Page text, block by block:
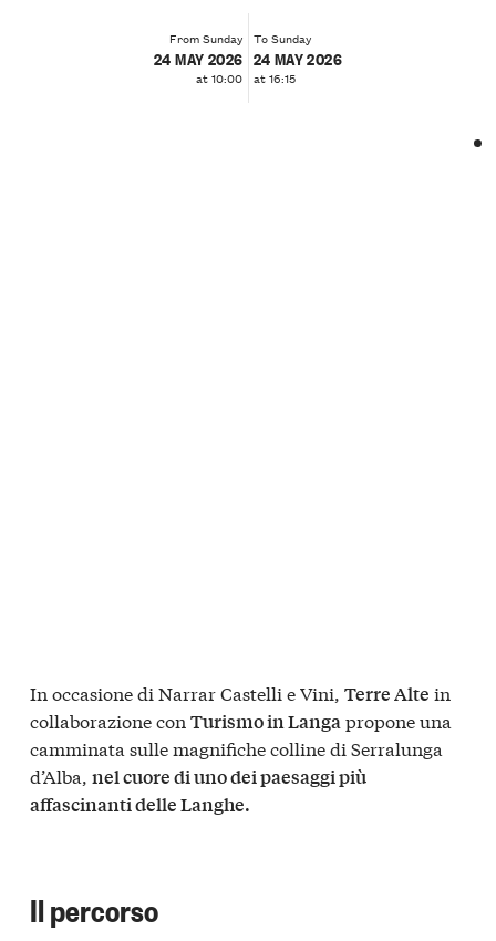
From Sunday
24 MAY 2026
at 10:00
To Sunday
24 MAY 2026
at 16:15
In occasione di Narrar Castelli e Vini, Terre Alte in
collaborazione con Turismo in Langapropone una
camminata sulle magnifiche colline di Serralunga
d’Alba, nel cuore di uno dei paesaggi più
affascinanti delle Langhe.
Il percorso